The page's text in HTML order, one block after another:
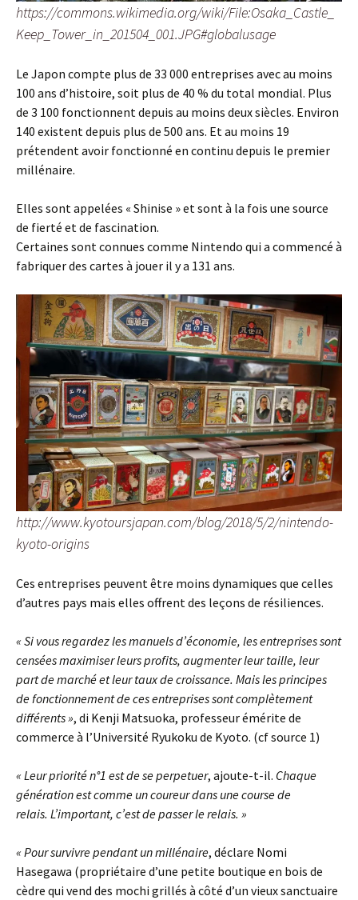
https://commons.wikimedia.org/wiki/File:Osaka_Castle_
Keep_Tower_in_201504_001.JPG#globalusage
Le Japon compte plus de 33 000 entreprises avec au moins
100 ans d’histoire, soit plus de 40 % du total mondial. Plus
de 3 100 fonctionnent depuis au moins deux siècles. Environ
140 existent depuis plus de 500 ans. Et au moins 19
prétendent avoir fonctionné en continu depuis le premier
millénaire.
Elles sont appelées « Shinise » et sont à la fois une source
de fierté et de fascination.
Certaines sont connues comme Nintendo qui a commencé à
fabriquer des cartes à jouer il y a 131 ans.
http://www.kyotoursjapan.com/blog/2018/5/2/nintendo-
kyoto-origins
Ces entreprises peuvent être moins dynamiques que celles
d’autres pays mais elles offrent des leçons de résiliences.
« Si vous regardez les manuels d’économie, les entreprises sont
censées maximiser leurs profits, augmenter leur taille, leur
part de marché et leur taux de croissance. Mais les principes
de fonctionnement de ces entreprises sont complètement
différents », di Kenji Matsuoka, professeur émérite de
commerce à l’Université Ryukoku de Kyoto. (cf source 1)
« Leur priorité n°1 est de se perpetuer, ajoute-t-il. Chaque
génération est comme un coureur dans une course de
relais. L’important, c’est de passer le relais. »
« Pour survivre pendant un millénaire, déclare Nomi
Hasegawa (propriétaire d’une petite boutique en bois de
cèdre qui vend des mochi grillés à côté d’un vieux sanctuaire